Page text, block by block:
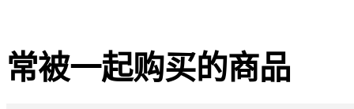
常被一起购买的商品